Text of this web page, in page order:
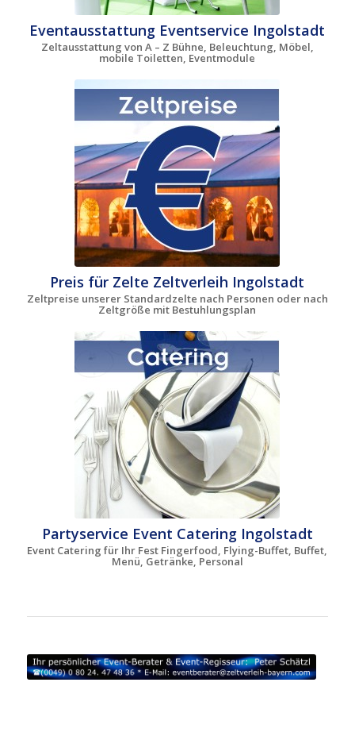
Eventausstattung Eventservice Ingolstadt
Zeltausstattung von A – Z Bühne, Beleuchtung, Möbel,
mobile Toiletten, Eventmodule
Preis für Zelte Zeltverleih Ingolstadt
Zeltpreise unserer Standardzelte nach Personen oder nach
Zeltgröße mit Bestuhlungsplan
Partyservice Event Catering Ingolstadt
Event Catering für Ihr Fest Fingerfood, Flying-Buffet, Buffet,
Menü, Getränke, Personal